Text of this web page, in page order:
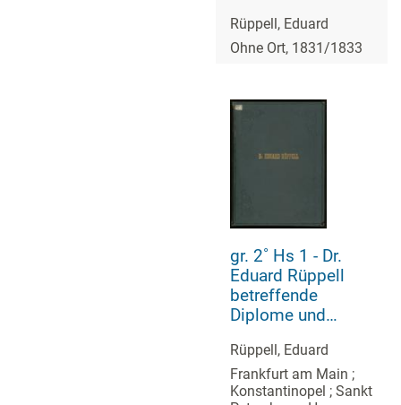
Mollusken,
Säugetieren,
Afrikas
Rüppell, Eduard
Ohne Ort, 1831/1833
gr. 2˚ Hs 1 - Dr.
Eduard Rüppell
betreffende
Diplome und
aus den Jahren
1818 - 1879. Nr. 1
- 64, nebst
Rüppell, Eduard
Frankfurt am Main ;
Konstantinopel ; Sankt